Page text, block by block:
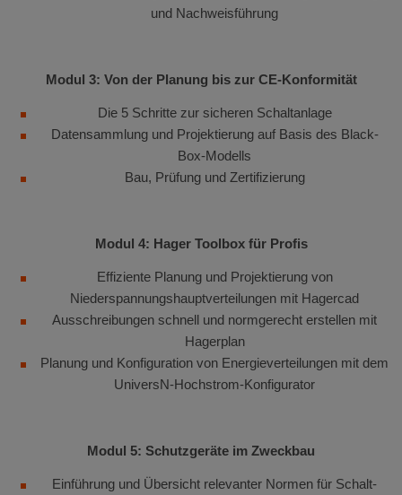
und Nachweisführung
Modul 3: Von der Planung bis zur CE-Konformität
Die 5 Schritte zur sicheren Schaltanlage
Datensammlung und Projektierung auf Basis des Black-
Box-Modells
Bau, Prüfung und Zertifizierung
Modul 4: Hager Toolbox für Profis
Effiziente Planung und Projektierung von
Niederspannungshauptverteilungen mit Hagercad
Ausschreibungen schnell und normgerecht erstellen mit
Hagerplan
Planung und Konfiguration von Energieverteilungen mit dem
UniversN-Hochstrom-Konfigurator
Modul 5: Schutzgeräte im Zweckbau
Einführung und Übersicht relevanter Normen für Schalt-